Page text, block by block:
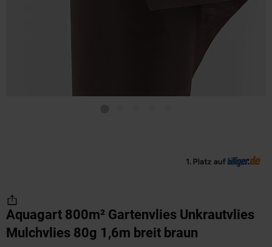
Aquagart 800m² Gartenvlies Unkrautvlies
Mulchvlies 80g 1,6m breit braun